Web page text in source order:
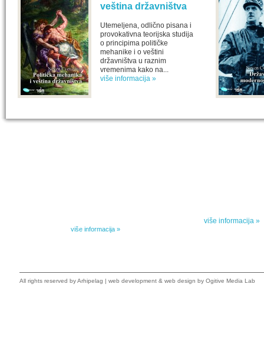
veština državništva
Utemeljena, odlično pisana i
provokativna teorijska studija
o principima političke
mehanike i o veštini
državništva u raznim
vremenima kako na...
više informacija »
više informacija »
više informacija »
All rights reserved byArhipelag | web development & web design by Ogitive Media Lab